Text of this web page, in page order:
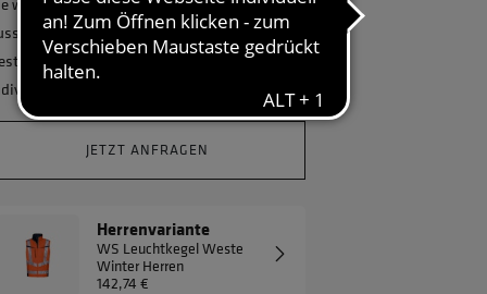
und benötigen eine größere
Gerne erstellen wir Ihnen ein
Angebot.
JETZT ANFRAGEN
Herrenvariante
WS Leuchtkegel Weste
Winter Herren
142,74 €